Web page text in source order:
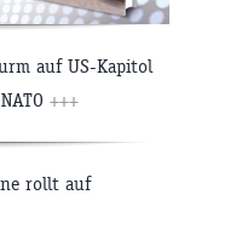
auf US-Kapitol
+++
rollt auf